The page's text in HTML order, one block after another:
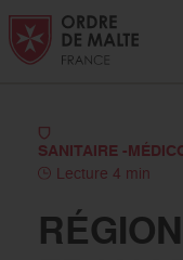
Aller au contenu
Aller à la recherche
Aller au menu
SANITAIRE -
Lecture 4 min